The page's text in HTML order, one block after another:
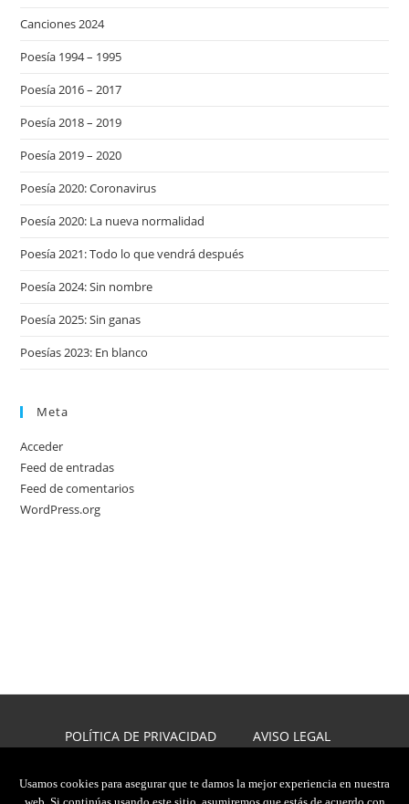
Canciones 2024
Poesía 1994 – 1995
Poesía 2016 – 2017
Poesía 2018 – 2019
Poesía 2019 – 2020
Poesía 2020: Coronavirus
Poesía 2020: La nueva normalidad
Poesía 2021: Todo lo que vendrá después
Poesía 2024: Sin nombre
Poesía 2025: Sin ganas
Poesías 2023: En blanco
Meta
Acceder
Feed de entradas
Feed de comentarios
WordPress.org
POLÍTICA DE PRIVACIDAD
AVISO LEGAL
Usamos cookies para asegurar que te damos la mejor experiencia en nuestra